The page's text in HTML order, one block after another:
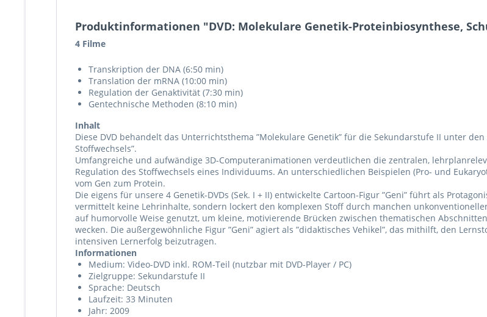
Produktinformationen "DVD: Molekulare Genetik-Proteinbiosynthese,
4 Filme
Transkription der DNA (6:50 min)
Translation der mRNA (10:00 min)
Regulation der Genaktivität (7:30 min)
Gentechnische Methoden (8:10 min)
Inhalt
Diese DVD behandelt das Unterrichtsthema ”Molekulare Genetik” für die Sekundarstufe II unter
Stoffwechsels”.
Umfangreiche und aufwändige 3D-Computeranimationen verdeutlichen die zentralen,
Regulation des Stoffwechsels eines Individuums. An unterschiedlichen Beispielen (Pro- und
vom Gen zum Protein.
Die eigens für unsere 4 Genetik-DVDs (Sek. I + II) entwickelte Cartoon-Figur ”Geni” führt als
vermittelt keine Lehrinhalte, sondern lockert den komplexen Stoff durch manchen
auf humorvolle Weise genutzt, um kleine, motivierende Brücken zwischen thematischen
wecken. Die außergewöhnliche Figur ”Geni” agiert als ”didaktisches Vehikel”, das mithilft, den
intensiven Lernerfolg beizutragen.
Informationen
Medium: Video-DVD inkl. ROM-Teil (nutzbar mit DVD-Player / PC)
Zielgruppe: Sekundarstufe II
Sprache: Deutsch
Laufzeit: 33 Minuten
Jahr: 2009